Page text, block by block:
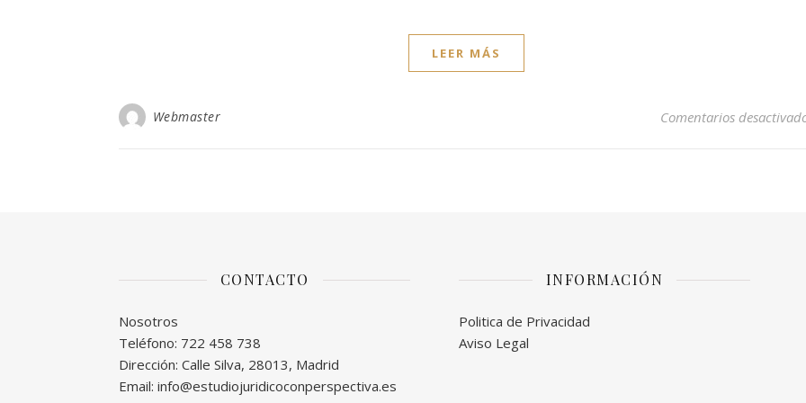
LEER MÁS
Webmaster Comentarios
CONTACTO
Nosotros
Teléfono: 722 458 738
Dirección: Calle Silva, 28013, Madrid
Email: info@estudiojuridicoconperspectiva.es
INFORMACIÓN
Politica de Privacidad
Aviso Legal